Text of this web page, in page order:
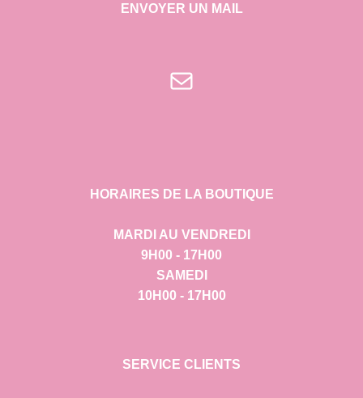
ENVOYER UN MAIL
E-mail
HORAIRES DE LA BOUTIQUE
MARDI AU VENDREDI
9H00 - 17H00
SAMEDI
10H00 - 17H00
SERVICE CLIENTS